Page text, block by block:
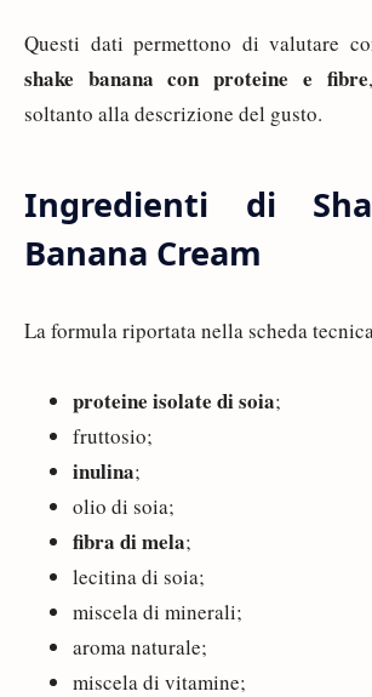
Questi dati permettono di valutare
shake banana con proteine e fibre
soltanto alla descrizione del gusto.
Ingredienti di
Banana Cream
La formula riportata nella scheda
proteine isolate di soia;
fruttosio;
inulina;
olio di soia;
fibra di mela;
lecitina di soia;
miscela di minerali;
aroma naturale;
miscela di vitamine;